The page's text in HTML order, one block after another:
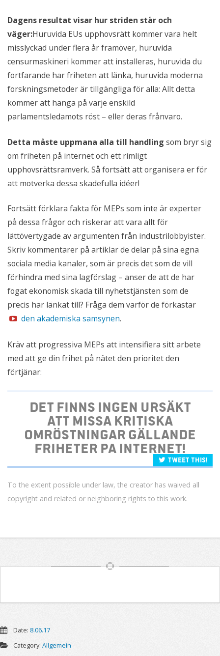
Dagens resultat visar hur striden står och
väger:Huruvida EUs upphovsrätt kommer vara helt
misslyckad under flera år framöver, huruvida
censurmaskineri kommer att installeras, huruvida du
fortfarande har friheten att länka, huruvida moderna
forskningsmetoder är tillgängliga för alla: Allt detta
kommer att hänga på varje enskild
parlamentsledamots röst – eller deras frånvaro.
Detta måste uppmana alla till handling som bryr sig
om friheten på internet och ett rimligt
upphovsrättsramverk. Så fortsätt att organisera er för
att motverka dessa skadefulla idéer!
Fortsätt förklara fakta för MEPs som inte är experter
på dessa frågor och riskerar att vara allt för
lättövertygade av argumenten från industrilobbyister.
Skriv kommentarer på artiklar de delar på sina egna
sociala media kanaler, som är precis det som de vill
förhindra med sina lagförslag – anser de att de har
fogat ekonomisk skada till nyhetstjänsten som de
precis har länkat till? Fråga dem varför de förkastar
den akademiska samsynen.
Kräv att progressiva MEPs att intensifiera sitt arbete
med att ge din frihet på nätet den prioritet den
förtjänar:
Det finns ingen ursäkt
att missa kritiska
omröstningar gällande
friheter på internet!
Tweet this!
To the extent possible under law, the creator has waived all
copyright and related or neighboring rights to this work.
Date: 8.06.17
Category: Allgemein